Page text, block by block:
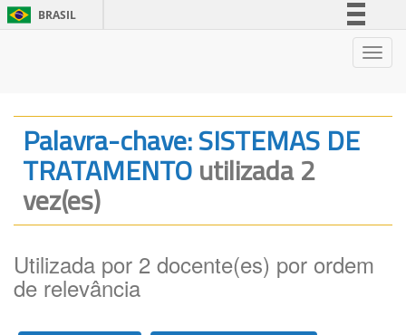
BRASIL
Legislação
Canais
Palavra-chave: SISTEMAS DE
TRATAMENTOutilizada 2
vez(es)
Utilizada por 2 docente(es) por ordem
de relevância